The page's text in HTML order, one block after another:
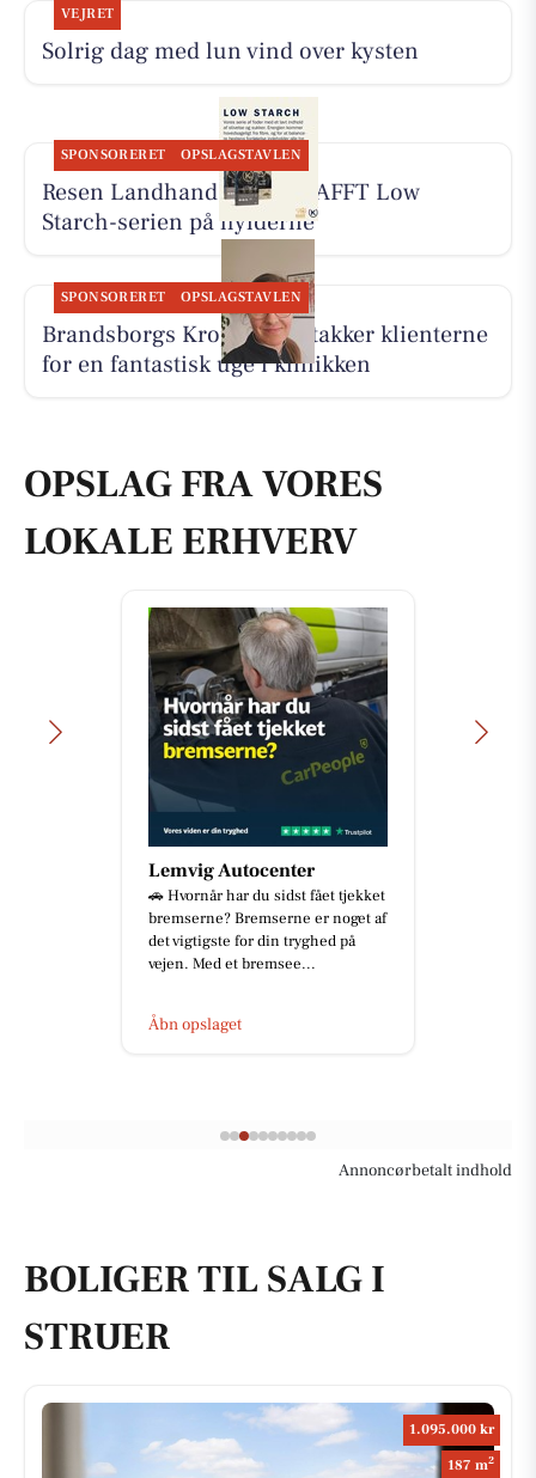
VEJRET
Solrig dag med lun vind over kysten
SPONSORERET OPSLAGSTAVLEN
Resen Landhandel har KRAFFT Low
Starch-serien på hylderne
SPONSORERET OPSLAGSTAVLEN
Brandsborgs Kropsterapi takker klienterne
for en fantastisk uge i klinikken
OPSLAG FRA VORES
LOKALE ERHVERV
Lemvig Autocenter
🚗 Hvornår har du sidst fået tjekket
bremserne? Bremserne er noget af
det vigtigste for din tryghed på
vejen. Med et bremsee...
Åbn opslaget
Annoncørbetalt indhold
BOLIGER TIL SALG I
STRUER
1.095.000 kr
187 m2